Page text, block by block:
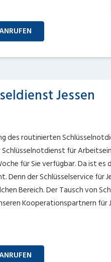
Jessen
des routinierten
für
für Sie verfügbar. Da ist
Denn der Schlüsselservice für
Bereich. Der Tausch von
Kooperationspartnern für